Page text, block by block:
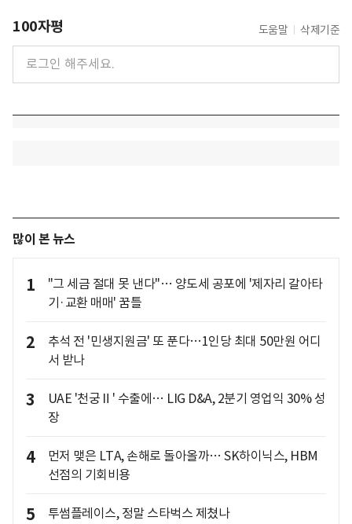
100자평 도움말 삭제기준
많이 본 뉴스
1
"그 세금 절대 못 낸다"… 양도세 공포에 '제자리 갈아타
기·교환 매매' 꿈틀
2
추석 전 '민생지원금' 또 푼다…1인당 최대 50만원 어디
서 받나
3
UAE '천궁Ⅱ' 수출에… LIG D&A, 2분기 영업익 30% 성
장
4
먼저 맺은 LTA, 손해로 돌아올까… SK하이닉스, HBM
선점의 기회비용
5 투썸플레이스, 정말 스타벅스 제쳤나